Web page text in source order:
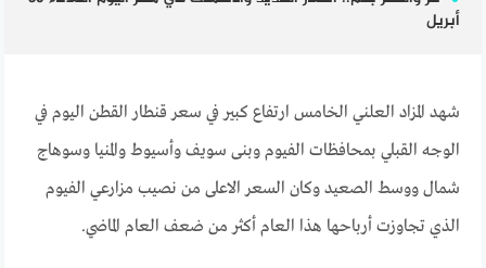
أبريل
شهد المزاد العلني الخامس ارتفاع كبير في سعر قنطار القطن اليوم في
الوجه القبلي بمحافظات الفيوم وبنى سويف وأسيوط والمنيا وسوهاج
شمال ووسط الصعيد وكان السعر الاعلى من نصيب مزارعي الفيوم
الذي تجاوزت أرباحها هذا العام أكثر من ضعف العام الماضي.